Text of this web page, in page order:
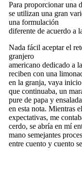
Para proporcionar una
se utilizan una gran
una formulación
diferente de acuerdo a
Nada fácil aceptar el
granjero
americano dedicado a
reciben con una
en la granja, vaya
que continuaba, un
pure de papa y
en esta nota. Mientras
expectativas, me
cerdo, se abría en mí
mano semejantes
entre cuento y cuento